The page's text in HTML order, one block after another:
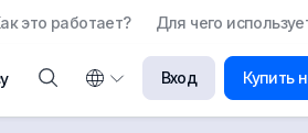
это работает? Для чего
Вход Купить